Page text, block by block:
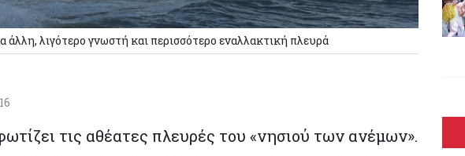
άλλη, λιγότερο γνωστή και περισσότερο εναλλακτική πλευρά
τις αθέατες πλευρές του «νησιού των ανέμων».